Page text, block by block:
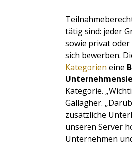
tätig sind: jeder
sowie privat
sich bewerben.
Kategorien eine
Kategorie.
Gallagher.
zusätzliche
unseren Server
Unternehmen